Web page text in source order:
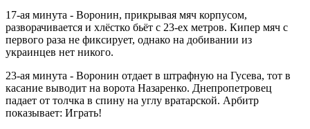
17-ая минута - Воронин, прикрывая мяч корпусом,
разворачивается и хлёстко бьёт с 23-ех метров. Кипер мяч с
первого раза не фиксирует, однако на добивании из
украинцев нет никого.
23-ая минута - Воронин отдает в штрафную на Гусева, тот в
касание выводит на ворота Назаренко. Днепропетровец
падает от толчка в спину на углу вратарской. Арбитр
показывает: Играть!